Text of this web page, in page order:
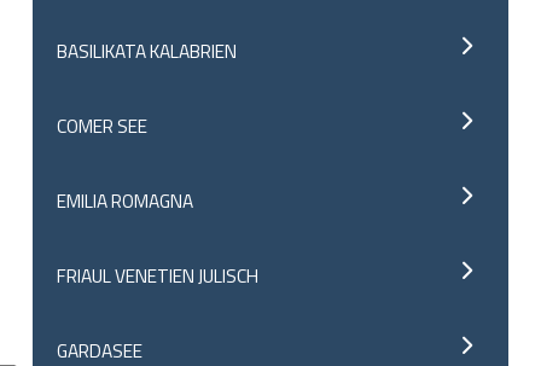
BASILIKATA KALABRIEN
COMER SEE
EMILIA ROMAGNA
FRIAUL VENETIEN JULISCH
GARDASEE